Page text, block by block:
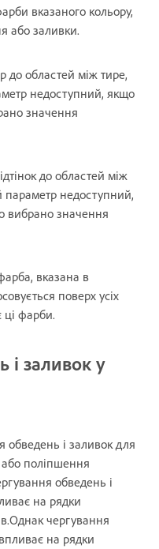
вказаного кольору,
або заливки.
до областей між тире,
недоступний, якщо
значення
до областей між
параметр недоступний,
вибрано значення
вказана в
поверх усіх
ці фарби.
і заливок у
обведень і заливок для
поліпшення
обведень і
на рядки
чергування
на рядки